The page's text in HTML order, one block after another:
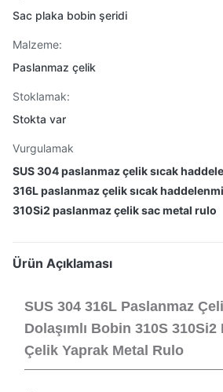
Sac plaka bobin şeridi
Malzeme:
Paslanmaz çelik
Stoklamak:
Stokta var
Vurgulamak
SUS 304 paslanmaz çelik sıcak
316L paslanmaz çelik sıcak
310Si2 paslanmaz çelik sac metal rulo
Ürün Açıklaması
SUS 304 316L Paslanmaz
Dolaşımlı Bobin 310S
Çelik Yaprak Metal Rulo